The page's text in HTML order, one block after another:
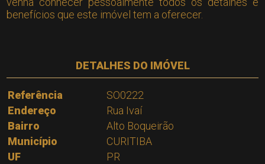
benefícios que este imóvel tem a oferecer.
DETALHES DO IMÓVEL
Referência
SO0222
Endereço
Rua Ivaí
Bairro
Alto Boqueirão
Município
CURITIBA
UF
PR